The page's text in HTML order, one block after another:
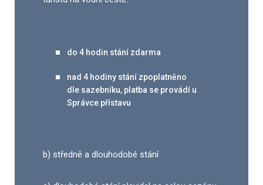
do 4 hodin stání zdarma
nad 4 hodiny stání zpoplatněno
dle sazebníku, platba se provádí u
Správce přístavu
b) středně a dlouhodobé stání